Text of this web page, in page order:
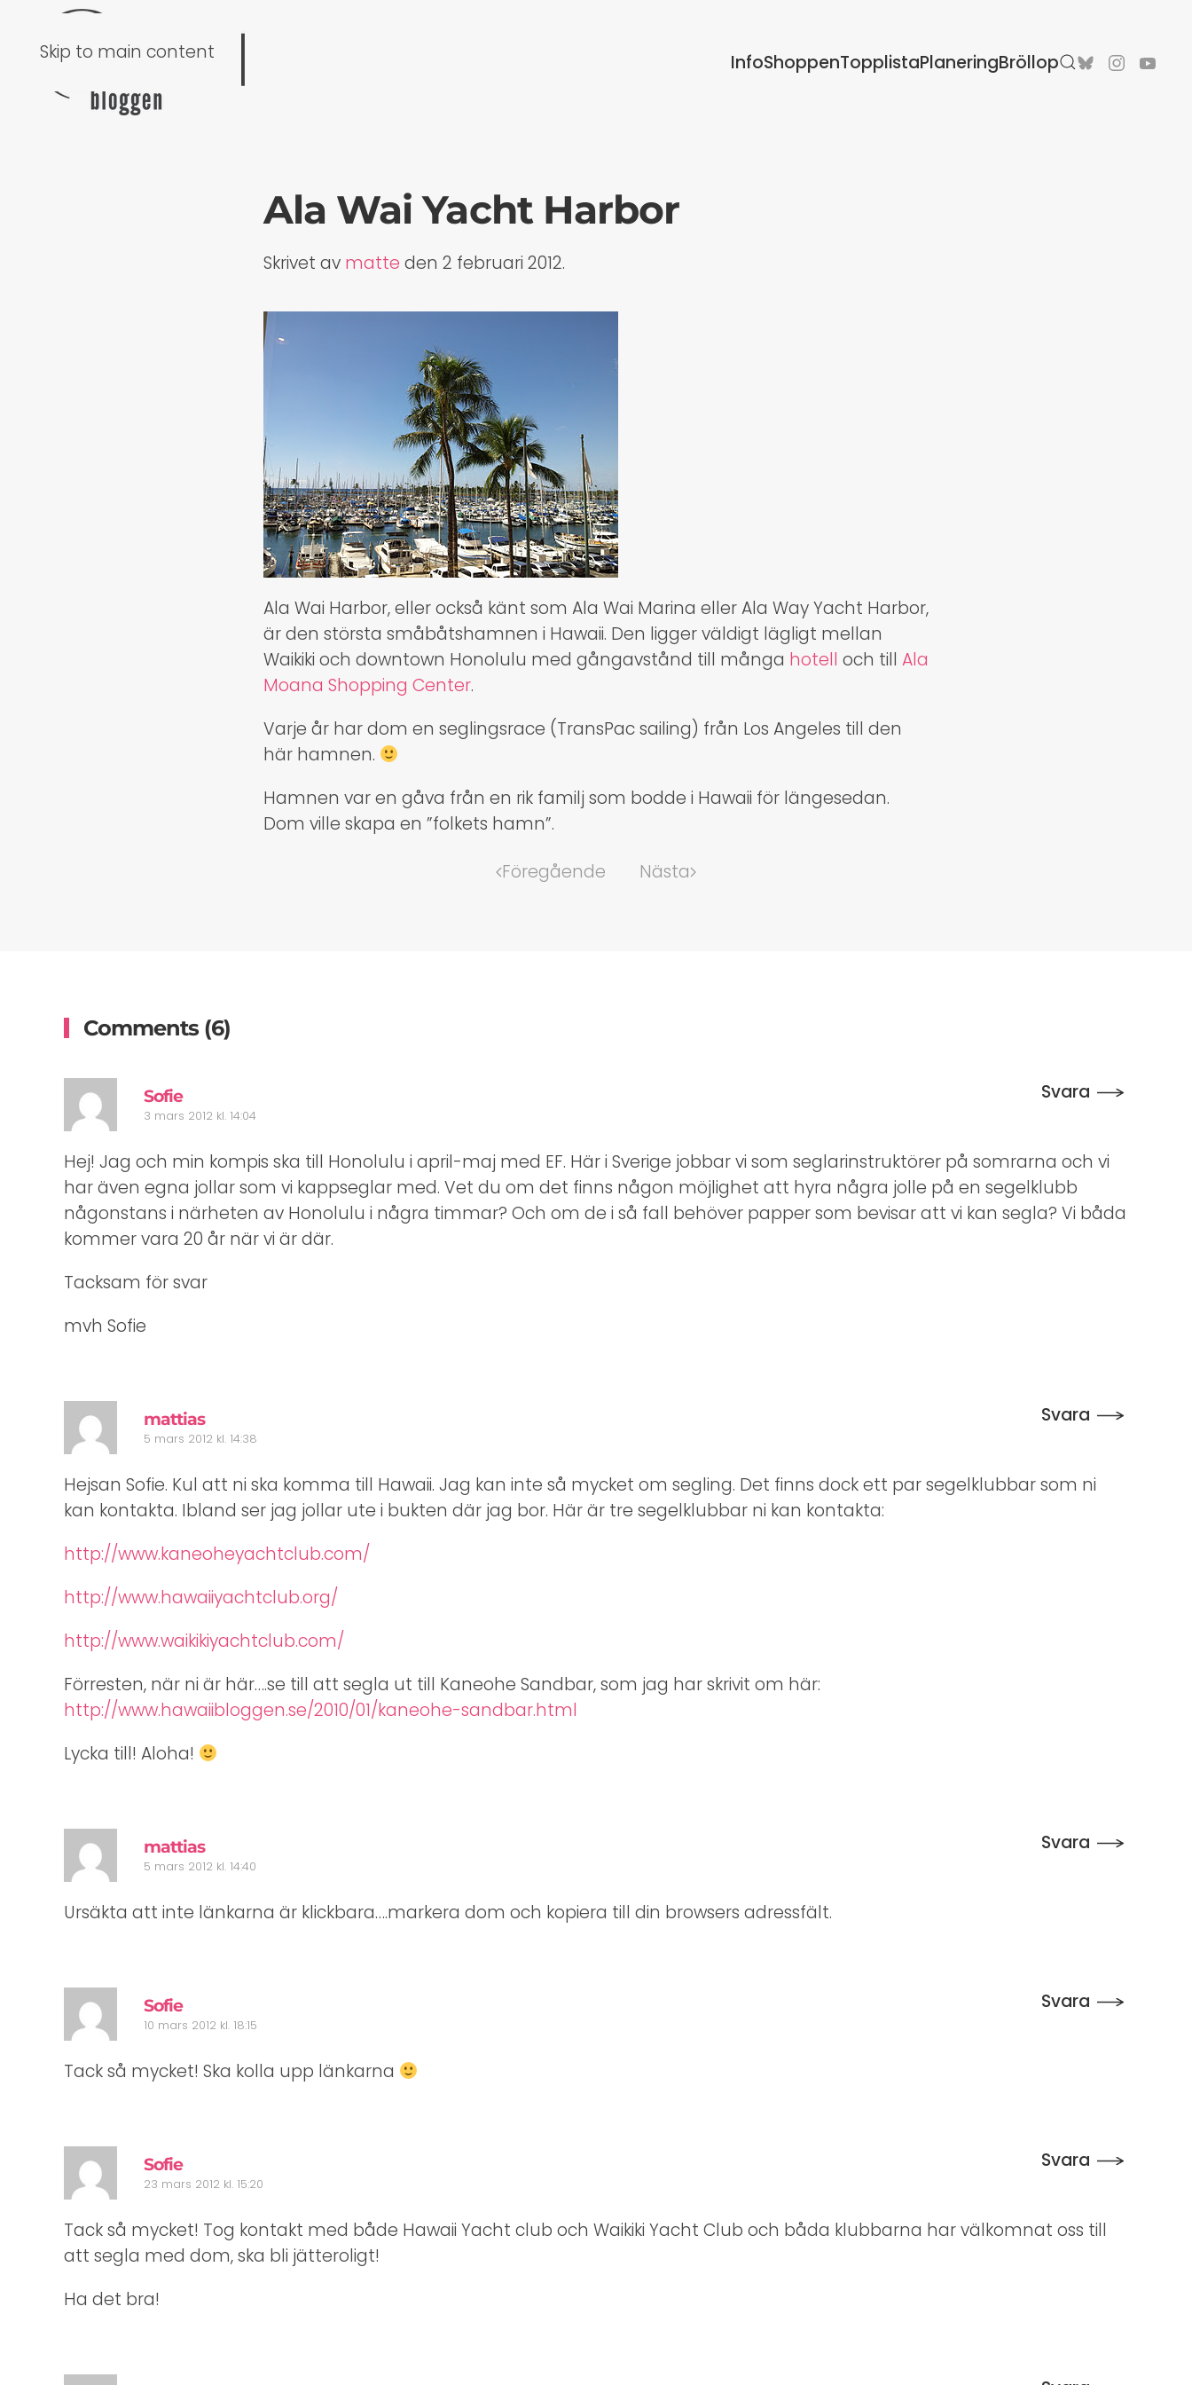
Skip to main content InfoShoppenTopplistaPlaneringBröllop
Ala Wai Yacht Harbor
Skrivet av matte den 2 februari 2012.
Ala Wai Harbor, eller också känt som Ala Wai Marina eller Ala Way Yacht Harbor,
är den största småbåtshamnen i Hawaii. Den ligger väldigt lägligt mellan
Waikiki och downtown Honolulu med gångavstånd till många hotell och till Ala
Moana Shopping Center.
Varje år har dom en seglingsrace (TransPac sailing) från Los Angeles till den
här hamnen.
Hamnen var en gåva från en rik familj som bodde i Hawaii för längesedan.
Dom ville skapa en ”folkets hamn”.
Föregående
Nästa
Comments (6)
Sofie
3 mars 2012 kl. 14:04
Svara
Hej! Jag och min kompis ska till Honolulu i april-maj med EF. Här i Sverige jobbar vi som seglarinstruktörer på somrarna och vi
har även egna jollar som vi kappseglar med. Vet du om det finns någon möjlighet att hyra några jolle på en segelklubb
någonstans i närheten av Honolulu i några timmar? Och om de i så fall behöver papper som bevisar att vi kan segla? Vi båda
kommer vara 20 år när vi är där.
Tacksam för svar
mvh Sofie
mattias
5 mars 2012 kl. 14:38
Svara
Hejsan Sofie. Kul att ni ska komma till Hawaii. Jag kan inte så mycket om segling. Det finns dock ett par segelklubbar som ni
kan kontakta. Ibland ser jag jollar ute i bukten där jag bor. Här är tre segelklubbar ni kan kontakta:
http://www.kaneoheyachtclub.com/
http://www.hawaiiyachtclub.org/
http://www.waikikiyachtclub.com/
Förresten, när ni är här….se till att segla ut till Kaneohe Sandbar, som jag har skrivit om här:
http://www.hawaiibloggen.se/2010/01/kaneohe-sandbar.html
Lycka till! Aloha!
mattias
5 mars 2012 kl. 14:40
Svara
Ursäkta att inte länkarna är klickbara….markera dom och kopiera till din browsers adressfält.
Sofie
10 mars 2012 kl. 18:15
Svara
Tack så mycket! Ska kolla upp länkarna
Sofie
23 mars 2012 kl. 15:20
Svara
Tack så mycket! Tog kontakt med både Hawaii Yacht club och Waikiki Yacht Club och båda klubbarna har välkomnat oss till
att segla med dom, ska bli jätteroligt!
Ha det bra!